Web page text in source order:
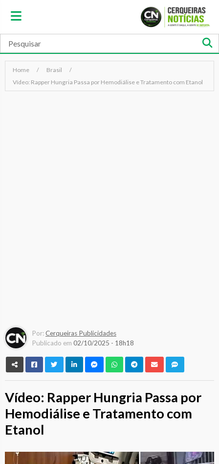
Home
Brasil
Vídeo: Rapper Hungria Passa por Hemodiálise e Tratamento com Etanol
Por:Cerqueiras Publicidades
Publicado em 02/10/2025 - 18h18
Vídeo: Rapper Hungria Passa por
Hemodiálise e Tratamento com
Etanol